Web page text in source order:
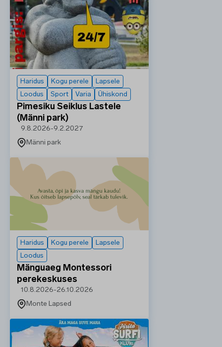
Haridus Kogu perele
Lapsele
Loodus
Sport Varia Ühiskond
Pimesiku Seiklus Lastele
(Männi park)
9.8.2026-9.2.2027
Männi park
Haridus Kogu perele
Lapsele
Loodus
Mänguaeg Montessori
perekeskuses
10.8.2026-26.10.2026
Monte Lapsed